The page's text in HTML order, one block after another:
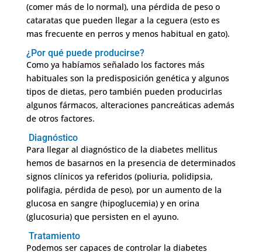
(comer más de lo normal), una pérdida de peso o
cataratas que pueden llegar a la ceguera (esto es
mas frecuente en perros y menos habitual en gato).
¿Por qué puede producirse?
Como ya habíamos señalado los factores más
habituales son la predisposición genética y algunos
tipos de dietas, pero también pueden producirlas
algunos fármacos, alteraciones pancreáticas además
de otros factores.
Diagnóstico
Para llegar al diagnóstico de la diabetes mellitus
hemos de basarnos en la presencia de determinados
signos clínicos ya referidos (poliuria, polidipsia,
polifagia, pérdida de peso), por un aumento de la
glucosa en sangre (hipoglucemia) y en orina
(glucosuria) que persisten en el ayuno.
Tratamiento
Podemos ser capaces de controlar la diabetes